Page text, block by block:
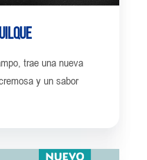
trae una nueva
y un sabor